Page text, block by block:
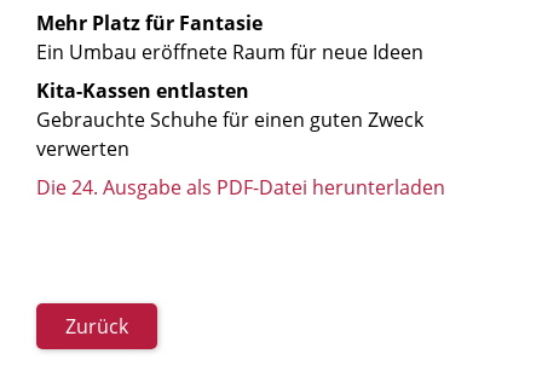
Mehr Platz für Fantasie
Ein Umbau eröffnete Raum für neue Ideen
Kita-Kassen entlasten
Gebrauchte Schuhe für einen guten Zweck
verwerten
Die 24. Ausgabe als PDF-Datei herunterladen
Zurück